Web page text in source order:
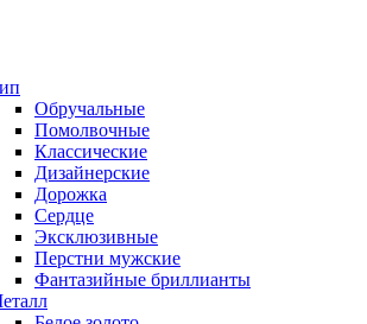
Обручальные
Помолвочные
Классические
Дизайнерские
Дорожка
Сердце
Эксклюзивные
Перстни мужские
Фантазийные бриллианты